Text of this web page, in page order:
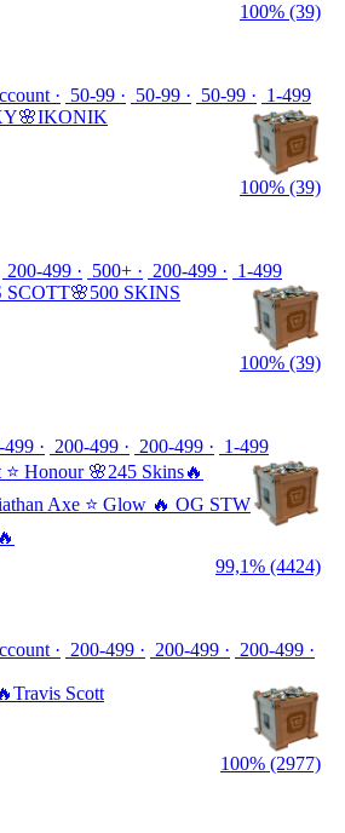
100% (39)
50-99 50-99 50-99
1-499
100% (39)
200-499 500+ 200-499
1-499
SKINS
100% (39)
499 200-499 200-499
1-499
⭐️ Honour 🌸245 Skins🔥
Axe ⭐️ Glow 🔥 OG STW
99,1% (4424)
200-499 200-499
200-499
Scott
100% (2977)